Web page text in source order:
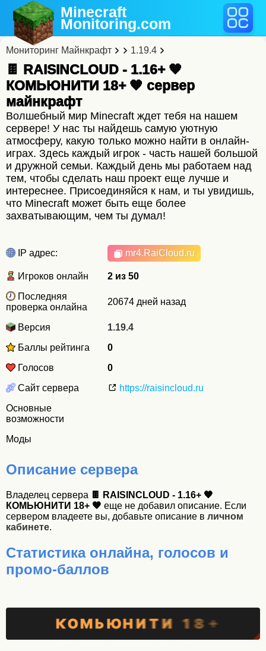
Minecraft
Monitoring.com
Мониторинг Майнкрафт 1.19.4
🍫 RAISINCLOUD - 1.16+ 🧡
КОМЬЮНИТИ 18+ 🧡 cервер
майнкрафт
Волшебный мир Minecraft ждет тебя на нашем
сервере! У нас ты найдешь самую уютную
атмосферу, какую только можно найти в онлайн-
играх. Здесь каждый игрок - часть нашей большой
и дружной семьи. Каждый день мы работаем над
тем, чтобы сделать наш проект еще лучше и
интереснее. Присоединяйся к нам, и ты увидишь,
что Minecraft может быть еще более
захватывающим, чем ты думал!
IP адрес: mr4.RaiCloud.ru
Игроков онлайн
2 из 50
Последняя
проверка онлайна
20674 дней назад
Версия
1.19.4
Баллы рейтинга
0
Голосов
0
Сайт сервера
https://raisincloud.ru
Основные
возможности
Моды
Описание сервера
Владелец сервера 🍫 RAISINCLOUD - 1.16+ 🧡
КОМЬЮНИТИ 18+ 🧡 еще не добавил описание. Если
сервером владеете вы, добавьте описание в личном
кабинете.
Статистика онлайна, голосов и
промо-баллов